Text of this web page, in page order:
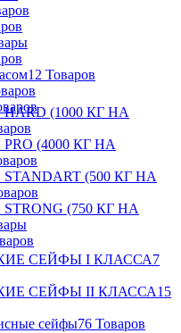
12 Товаров
(1000 КГ НА
(4000 КГ НА
(500 КГ НА
(750 КГ НА
СЕЙФЫ I КЛАССА7
СЕЙФЫ II КЛАССА15
сейфы76 Товаров